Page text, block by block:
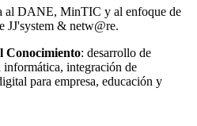
al DANE, MinTIC y al enfoque de
JJ'system & netw@re.
Conocimiento: desarrollo de
integración de
para empresa, educación y